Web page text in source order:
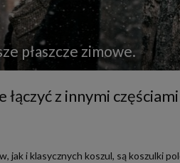
płaszcze zimowe.
z innymi częściami
i klasycznych koszul, są koszulki